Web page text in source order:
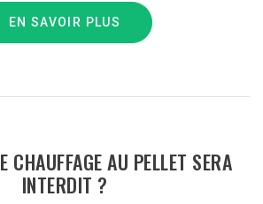
EN SAVOIR PLUS
CHAUFFAGE AU PELLET SERA
INTERDIT ?